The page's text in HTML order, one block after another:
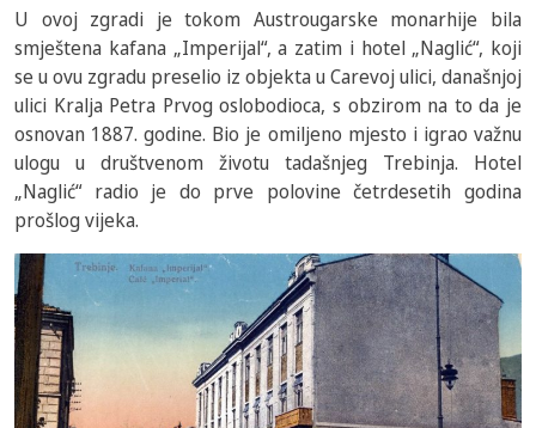
U ovoj zgradi je tokom Austrougarske monarhije bila
smještena kafana „Imperijal“, a zatim i hotel „Naglić“, koji
se u ovu zgradu preselio iz objekta u Carevoj ulici, današnjoj
ulici Kralja Petra Prvog oslobodioca, s obzirom na to da je
osnovan 1887. godine. Bio je omiljeno mjesto i igrao važnu
ulogu u društvenom životu tadašnjeg Trebinja. Hotel
„Naglić“ radio je do prve polovine četrdesetih godina
prošlog vijeka.